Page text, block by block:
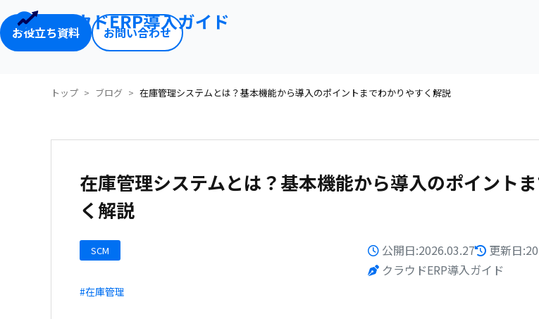
お役立ち資料 お問い合わせ
トップ ブログ 在庫管理システムとは？基本機能から導入のポイントまでわかりやすく解説
在庫管理システムとは？基本機能から導入のポイント
く解説
SCM 公開日:2026.03.27
更新日
クラウドERP導入ガイド
#在庫管理